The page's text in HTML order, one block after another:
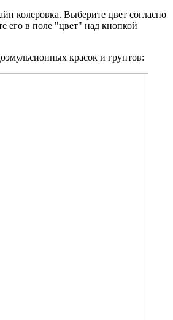
колеровка. Выберите цвет согласно
его в поле "цвет" над кнопкой
красок и грунтов: